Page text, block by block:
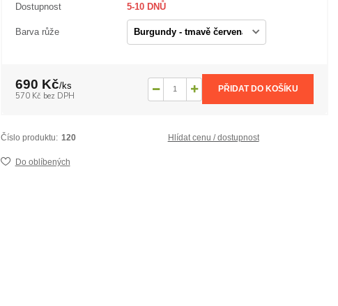
Dostupnost 5-10 DNŮ
Barva růže
690 Kč/ks
570 Kč bez DPH
PŘIDAT DO KOŠÍKU
Číslo produktu: 120 Hlídat cenu / dostupnost
Do oblíbených